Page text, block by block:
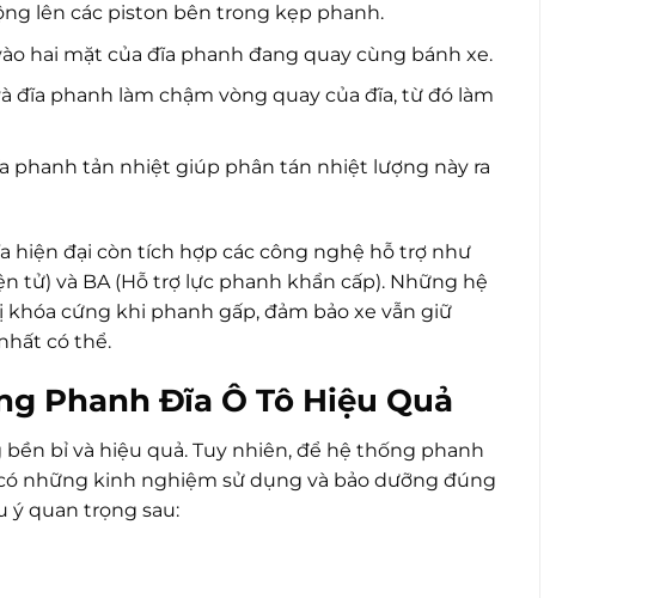
lên các piston bên trong kẹp phanh.
hai mặt của đĩa phanh đang quay cùng bánh xe.
đĩa phanh làm chậm vòng quay của đĩa, từ đó làm
phanh tản nhiệt giúp phân tán nhiệt lượng này ra
hiện đại còn tích hợp các công nghệ hỗ trợ như
tử) và BA (Hỗ trợ lực phanh khẩn cấp). Những hệ
cứng khi phanh gấp, đảm bảo xe vẫn giữ
có thể.
Phanh Đĩa Ô Tô Hiệu Quả
bền bỉ và hiệu quả. Tuy nhiên, để hệ thống phanh
những kinh nghiệm sử dụng và bảo dưỡng đúng
ý quan trọng sau: